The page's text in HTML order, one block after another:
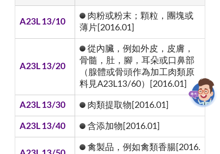
A23L 13/10
肉粉或粉末；顆粒，團塊或
薄片[2016.01]
A23L 13/20
從內臟，例如外皮，皮膚，
骨髓，肚，腳，耳朵或口鼻部
（腺體或骨頭作為加工肉類原
料見A23L13/60）[2016.01]
A23L 13/30 肉類提取物[2016.01]
A23L 13/40 含添加物[2016.01]
禽製品，例如禽類香腸[2016.